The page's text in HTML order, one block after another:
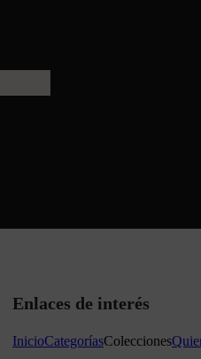
Enlaces de interés
InicioCategoríasColecciones